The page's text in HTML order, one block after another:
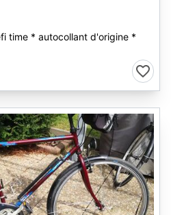
time * autocollant d'origine *